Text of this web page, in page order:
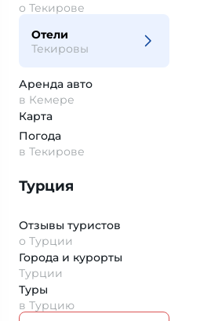
о Текирове
Отели
Текировы
Аренда авто
в Кемере
Карта
Погода
в Текирове
Турция
Отзывы туристов
о Турции
Города и курорты
Турции
Туры
в Турцию